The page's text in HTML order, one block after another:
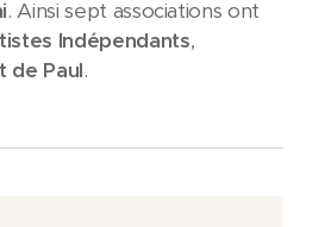
. Ainsi sept associations ont
Indépendants,
de Paul.